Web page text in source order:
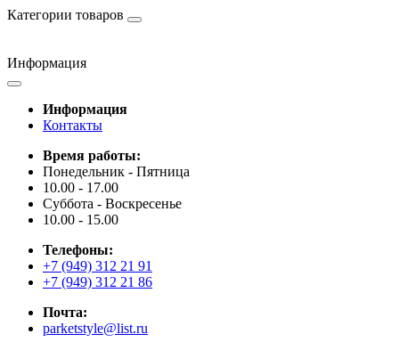
Категории товаров
Информация
Информация
Контакты
Время работы:
Понедельник - Пятница
10.00 - 17.00
Суббота - Воскресенье
10.00 - 15.00
Телефоны:
+7 (949) 312 21 91
+7 (949) 312 21 86
Почта:
parketstyle@list.ru